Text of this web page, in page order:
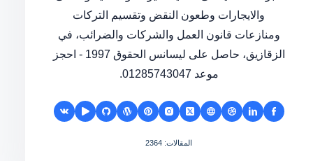
والايجارات وطعون النقض وتقسيم التركات
ومنازعات قانون العمل والشركات والضرائب، في
الزقازيق، حاصل على ليسانس الحقوق 1997 - احجز
موعد 01285743047.
المقالات: 2364